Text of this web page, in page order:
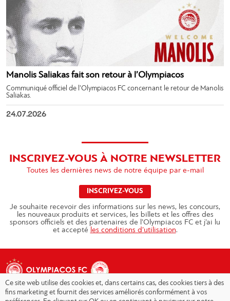
Manolis Saliakas fait son retour à l’Olympiacos
Communiqué officiel de l’Olympiacos FC concernant le retour de Manolis
Saliakas.
24.07.2026
INSCRIVEZ-VOUS À NOTRE NEWSLETTER
Toutes les dernières news de notre équipe par e-mail
INSCRIVEZ-VOUS
Je souhaite recevoir des informations sur les news, les concours,
les nouveaux produits et services, les billets et les offres des
sponsors officiels et des partenaires de l’Olympiacos FC et j’ai lu
et accepté les conditions d’utilisation.
Ce site web utilise des cookies et, dans certains cas, des cookies tiers à des
fins marketing et fournit des services améliorés conformément à vos